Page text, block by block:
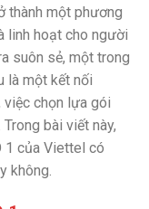
thành một phương
linh hoạt cho người
suôn sẻ, một trong
là một kết nối
việc chọn lựa gói
bài viết này,
1 của Viettel có
không.